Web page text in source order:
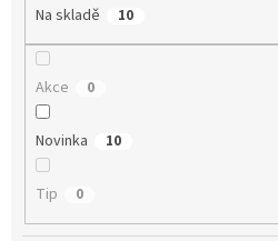
Na skladě 10
Akce 0
Novinka 10
Tip 0